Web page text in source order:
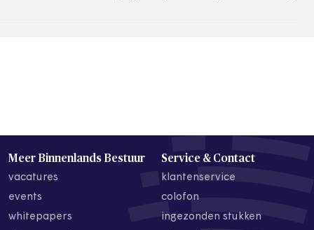
Meer Binnenlands Bestuur
vacatures
events
whitepapers
Service & Contact
klantenservice
colofon
ingezonden stukken